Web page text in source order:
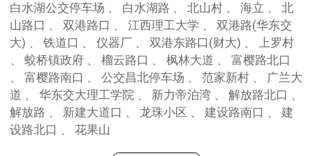
白水湖公交停车场 、 白水湖路 、 北山村 、 海立 、 北
山路口 、 双港路口 、 江西理工大学 、 双港路(华东交
大) 、 铁道口 、 仪器厂 、 双港东路口(财大) 、 上罗村
、 蛟桥镇政府 、 榴云路口 、 枫林大道 、 富樱路北口
、 富樱路南口 、 公交昌北停车场 、 范家新村 、 广兰大
道 、 华东交大理工学院 、 新力帝泊湾 、 解放路北口 、
解放路 、 新建大道口 、 龙珠小区 、 建设路南口 、 建
设路北口 、 花果山